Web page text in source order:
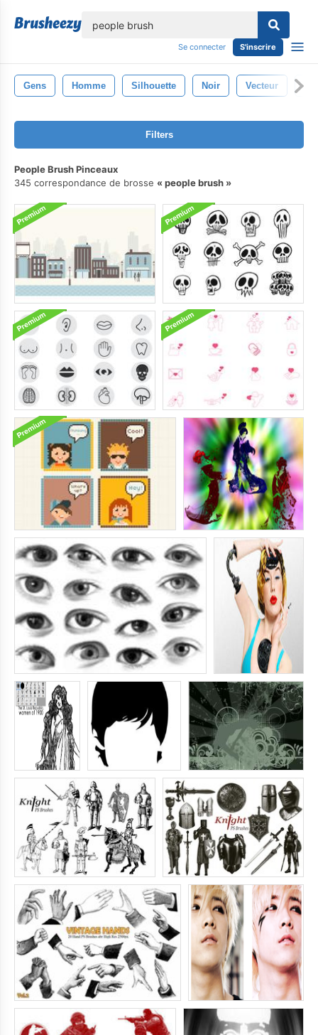
Se connecter S'inscrire
Gens Homme Silhouette Noir Vecteur
Filters
People Brush Pinceaux
345 correspondance de brosse
people brush